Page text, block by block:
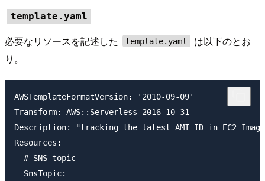
template.yaml
必要なリソースを記述した template.yaml
は以下のとお
り。
AWSTemplateFormatVersion: '2010-09-09'
Transform: AWS::Serverless-2016-10-31
Description: "tracking the latest AMI ID in EC2
Resources:
  # SNS topic
  SnsTopic: